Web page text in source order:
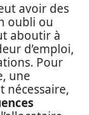
avoir des
oubli ou
aboutir à
d’emploi,
Pour
une
nécessaire,